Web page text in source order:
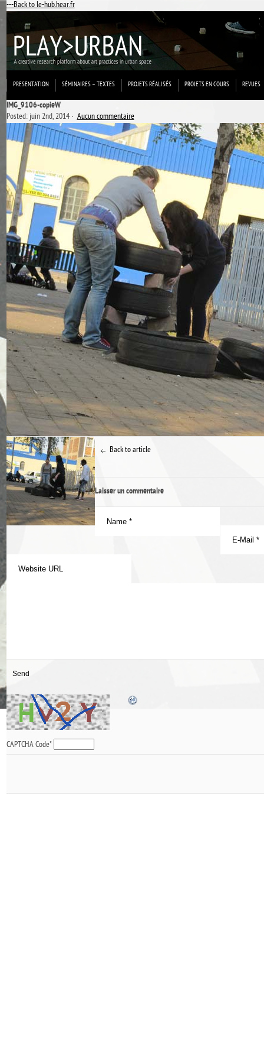
---Back to le-hub.hear.fr
PRESENTATION SÉMINAIRES – TEXTES PROJETS RÉALISÉS PROJETS EN COURS REVUES
IMG_9106-copieW
Posted: juin 2nd, 2014 ˑAucun commentaire
Back to article
Laisser un commentaire
CAPTCHA Code*